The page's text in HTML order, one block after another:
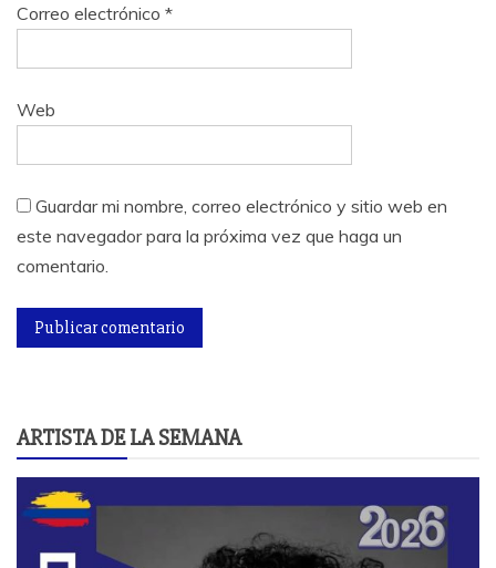
Correo electrónico *
Web
Guardar mi nombre, correo electrónico y sitio web en
este navegador para la próxima vez que haga un
comentario.
ARTISTA DE LA SEMANA